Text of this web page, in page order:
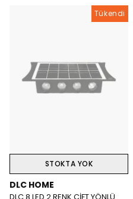
Tükendi
STOKTA YOK
DLC HOME